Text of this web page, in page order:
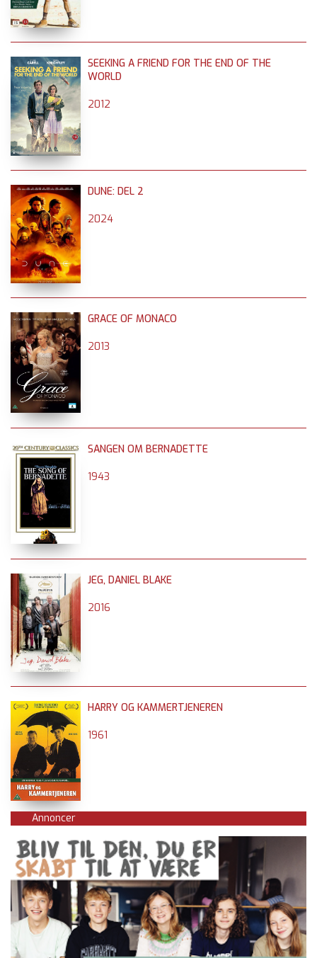
SEEKING A FRIEND FOR THE END OF THE
WORLD
2012
DUNE: DEL 2
2024
GRACE OF MONACO
2013
SANGEN OM BERNADETTE
1943
JEG, DANIEL BLAKE
2016
HARRY OG KAMMERTJENEREN
1961
Annoncer